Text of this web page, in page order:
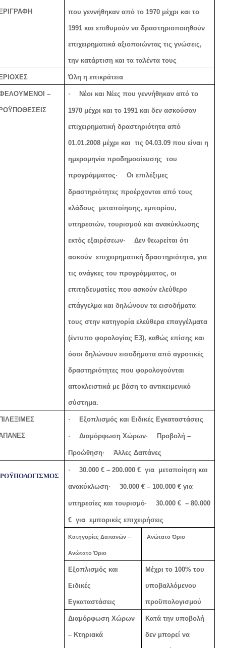
που γεννήθηκαν από το 1970 μέχρι και το
1991 και επιθυμούν να δραστηριοποιηθούν
επιχειρηματικά αξιοποιώντας τις γνώσεις,
την κατάρτιση και τα ταλέντα τους
Όλη η επικράτεια
– · Νέοι και Νέες που γεννήθηκαν από το
1970 μέχρι και το 1991 και δεν ασκούσαν
επιχειρηματική δραστηριότητα από
01.01.2008 μέχρι και τις 04.03.09 που είναι η
ημερομηνία προδημοσίευσης του
προγράμματος· Οι επιλέξιμες
δραστηριότητες προέρχονται από τους
κλάδους μεταποίησης, εμπορίου,
υπηρεσιών, τουρισμού και ανακύκλωσης
εκτός εξαιρέσεων· Δεν θεωρείται ότι
ασκούν επιχειρηματική δραστηριότητα, για
τις ανάγκες του προγράμματος, οι
επιτηδευματίες που ασκούν ελεύθερο
επάγγελμα και δηλώνουν τα εισοδήματα
τους στην κατηγορία ελεύθερα επαγγέλματα
(έντυπο φορολογίας Ε3), καθώς επίσης και
όσοι δηλώνουν εισοδήματα από αγροτικές
δραστηριότητες που φορολογούνται
αποκλειστικά με βάση το αντικειμενικό
σύστημα.
· Εξοπλισμός και Ειδικές Εγκαταστάσεις
· Διαμόρφωση Χώρων· Προβολή –
Προώθηση· Άλλες Δαπάνες
· 30.000€ – 200.000€ για μεταποίηση και
ανακύκλωση· 30.000€ – 100.000€ για
υπηρεσίες και τουρισμό· 30.000€ – 80.000
€ για εμπορικές επιχειρήσεις
Κατηγορίες Δαπανών –
Ανώτατο Όριο
Ανώτατο Όριο
Εξοπλισμός και
Ειδικές
Εγκαταστάσεις
Μέχρι το 100% του
υποβαλλόμενου
προϋπολογισμού
Διαμόρφωση Χώρων
– Κτηριακά
Κατά την υποβολή
δεν μπορεί να